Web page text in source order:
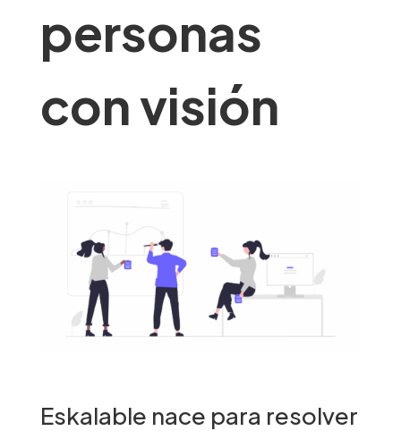
personas
con visión
Eskalable nace para resolver